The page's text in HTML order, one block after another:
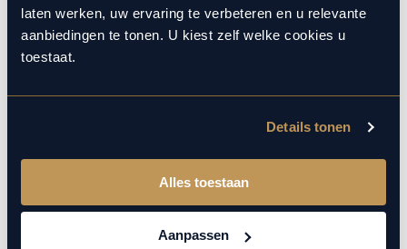
laten werken, uw ervaring te verbeteren en u relevante
aanbiedingen te tonen. U kiest zelf welke cookies u
toestaat.
Details tonen
Alles toestaan
Aanpassen
verzorgen het onderhoud op hetzelfde niveau als een
merkdealer. Kom gerust langs in onze werkplaats voor een
Hoe weet ik welk onderhoud mijn
auto nodig heeft en wanneer?